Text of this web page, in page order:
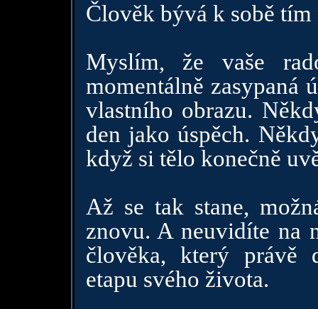
Člověk bývá k sobě
Myslím, že vaše
momentálně zasypaná
vlastního obrazu.
den jako úspěch.
když si tělo konečně
Až se tak stane,
znovu. A neuvidíte na
člověka, který právě
etapu svého života.